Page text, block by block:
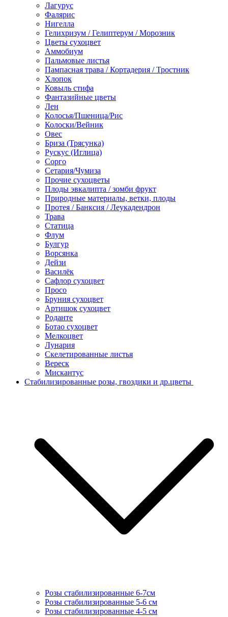
Лагурус
Фалярис
Нигелла
Гелихризум / Гелиптерум / Морозник
Цветы сухоцвет
Аммобиум
Пальмовые листья
Пампасная трава / Кортадерия / Тростник
Хлопок
Ковыль стифа
Фантазийные цветы
Лен
Колосья/Пшеница/Рис
Колоски/Вейник
Овес
Бриза (Трясунка)
Рускус (Иглица)
Сорго
Сетария/Чумиза
Прочие сухоцветы
Плоды эвкалипта / зомби фрукт
Природные материалы, ветки, плоды
Протея / Банксия / Леукадендрон
Трава
Статица
Флум
Булгур
Ворсянка
Дейзи
Василёк
Сафлор сухоцвет
Просо
Бруния сухоцвет
Артишок сухоцвет
Роданте
Ботао сухоцвет
Мелкоцвет
Лунария
Скелетированные листья
Вереск
Мискантус
Стабилизированные розы, гвоздики и др.цветы
Розы стабилизированные 6-7см
Розы стабилизированные 5-6 см
Розы стабилизированные 4-5 см